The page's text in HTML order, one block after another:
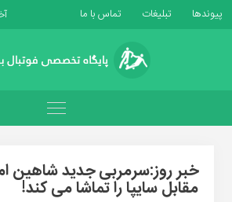
پیوندها تبلیغات تماس با ما
خبر روز:سرمربی جدید شاهین
مقابل سایپا را تماشا می کند!